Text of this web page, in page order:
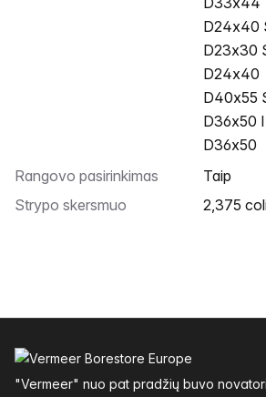
D24x40
D23x30
D24x40
D40x55
D36x50
D36x50
Rangovo pasirinkimas
Taip
Strypo skersmuo
2,375
"Vermeer" nuo pat pradžių buvo